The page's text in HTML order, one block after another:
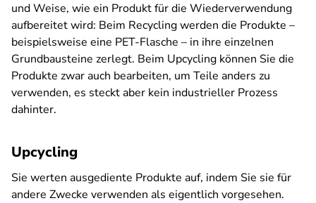
und Weise, wie ein Produkt für die Wiederverwendung
aufbereitet wird: Beim Recycling werden die Produkte –
beispielsweise eine PET-Flasche – in ihre einzelnen
Grundbausteine zerlegt. Beim Upcycling können Sie die
Produkte zwar auch bearbeiten, um Teile anders zu
verwenden, es steckt aber kein industrieller Prozess
dahinter.
Upcycling
Sie werten ausgediente Produkte auf, indem Sie sie für
andere Zwecke verwenden als eigentlich vorgesehen.